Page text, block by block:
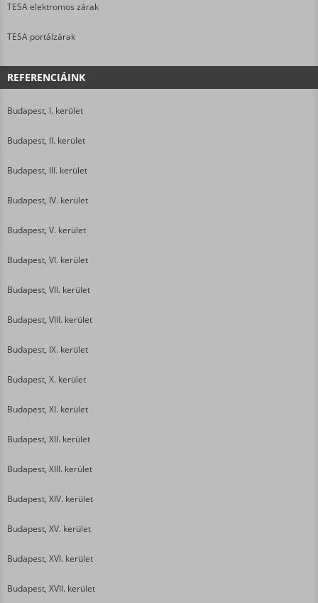
TESA elektromos zárak
TESA portálzárak
REFERENCIÁINK
Budapest, I. kerület
Budapest, II. kerület
Budapest, III. kerület
Budapest, IV. kerület
Budapest, V. kerület
Budapest, VI. kerület
Budapest, VII. kerület
Budapest, VIII. kerület
Budapest, IX. kerület
Budapest, X. kerület
Budapest, XI. kerület
Budapest, XII. kerület
Budapest, XIII. kerület
Budapest, XIV. kerület
Budapest, XV. kerület
Budapest, XVI. kerület
Budapest, XVII. kerület